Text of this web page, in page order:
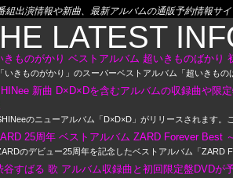
出演情報や新曲、最新アルバムの通販予約情報サイ
LATEST
きものがかり ベストアルバム 超いきものばかり
「いきものがかり」のスーパーベストアルバム「超いきも
新曲 D×D×Dを含むアルバムの収録曲や限
のニューアルバム「D×D×D」がリリースされます
25周年 ベストアルバム ZARD Forever Best
のデビュー25周年を記念したベストアルバム「
谷すばる 歌 アルバム収録曲と初回限定盤DVDが